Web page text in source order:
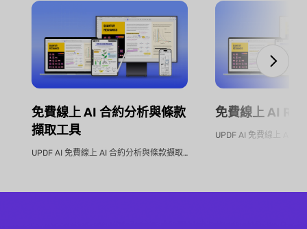
免費線上 AI 合約分析與條款
擷取工具
UPDF AI 免費線上 AI 合約分析與條款擷取工具 不再手動逐...
免費線上 AI